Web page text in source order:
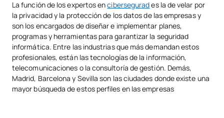
La función de los expertos encibersegurades la de velar por
la privacidad y la protección de los datos de las empresas y
son los encargados de diseñar e implementar planes,
programas y herramientas para garantizar la seguridad
informática. Entre las industrias que más demandan estos
profesionales, están las tecnologías de la información,
telecomunicaciones o la consultoría de gestión. Demás,
Madrid, Barcelona y Sevilla son las ciudades donde existe una
mayor búsqueda de estos perfiles en las empresas